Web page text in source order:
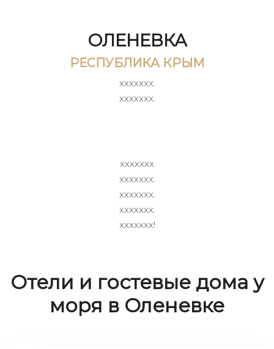
ОЛЕНЕВКА
РЕСПУБЛИКА КРЫМ
ххххххх.
ххххххх.
ххххххх
ххххххх.
ххххххх.
ххххххх.
ххххххх!
Отели и гостевые дома у
моря в Оленевке